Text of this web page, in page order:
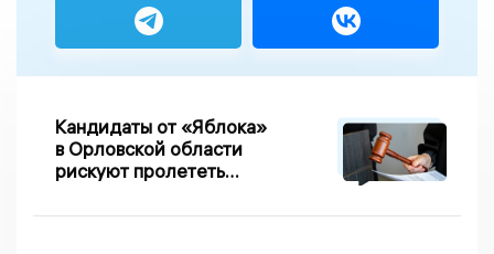
Кандидаты от «Яблока»
в Орловской области
рискуют пролететь